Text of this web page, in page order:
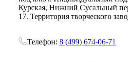
Курская, Нижний Сусальный
17. Территория творческого
Телефон: 8 (499) 674-06-71